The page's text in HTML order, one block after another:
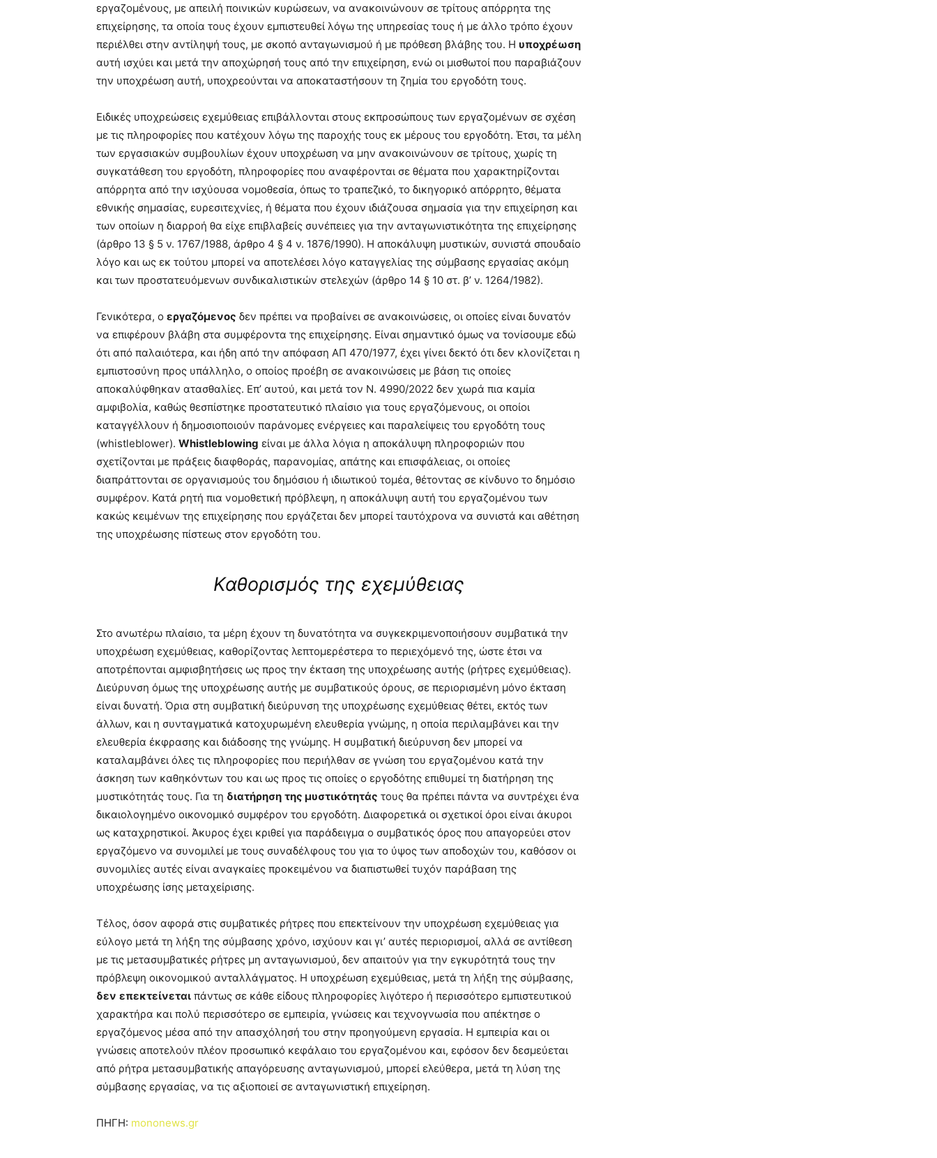
εργαζομένους, με απειλή ποινικών κυρώσεων, να ανακοινώνουν σε τρίτους απόρρητα της
επιχείρησης, τα οποία τους έχουν εμπιστευθεί λόγω της υπηρεσίας τους ή με άλλο τρόπο έχουν
περιέλθει στην αντίληψή τους, με σκοπό ανταγωνισμού ή με πρόθεση βλάβης του. Η υποχρέωση
αυτή ισχύει και μετά την αποχώρησή τους από την επιχείρηση, ενώ οι μισθωτοί που παραβιάζουν
την υποχρέωση αυτή, υποχρεούνται να αποκαταστήσουν τη ζημία του εργοδότη τους.
Ειδικές υποχρεώσεις εχεμύθειας επιβάλλονται στους εκπροσώπους των εργαζομένων σε σχέση
με τις πληροφορίες που κατέχουν λόγω της παροχής τους εκ μέρους του εργοδότη. Έτσι, τα μέλη
των εργασιακών συμβουλίων έχουν υποχρέωση να μην ανακοινώνουν σε τρίτους, χωρίς τη
συγκατάθεση του εργοδότη, πληροφορίες που αναφέρονται σε θέματα που χαρακτηρίζονται
απόρρητα από την ισχύουσα νομοθεσία, όπως το τραπεζικό, το δικηγορικό απόρρητο, θέματα
εθνικής σημασίας, ευρεσιτεχνίες, ή θέματα που έχουν ιδιάζουσα σημασία για την επιχείρηση και
των οποίων η διαρροή θα είχε επιβλαβείς συνέπειες για την ανταγωνιστικότητα της επιχείρησης
(άρθρο 13 § 5 ν. 1767/1988, άρθρο 4 § 4 ν. 1876/1990). Η αποκάλυψη μυστικών, συνιστά σπουδαίο
λόγο και ως εκ τούτου μπορεί να αποτελέσει λόγο καταγγελίας της σύμβασης εργασίας ακόμη
και των προστατευόμενων συνδικαλιστικών στελεχών (άρθρο 14 § 10 στ. β’ ν. 1264/1982).
Γενικότερα, ο εργαζόμενος δεν πρέπει να προβαίνει σε ανακοινώσεις, οι οποίες είναι δυνατόν
να επιφέρουν βλάβη στα συμφέροντα της επιχείρησης. Είναι σημαντικό όμως να τονίσουμε εδώ
ότι από παλαιότερα, και ήδη από την απόφαση ΑΠ 470/1977, έχει γίνει δεκτό ότι δεν κλονίζεται η
εμπιστοσύνη προς υπάλληλο, ο οποίος προέβη σε ανακοινώσεις με βάση τις οποίες
αποκαλύφθηκαν ατασθαλίες. Επ’ αυτού, και μετά τον Ν. 4990/2022 δεν χωρά πια καμία
αμφιβολία, καθώς θεσπίστηκε προστατευτικό πλαίσιο για τους εργαζόμενους, οι οποίοι
καταγγέλλουν ή δημοσιοποιούν παράνομες ενέργειες και παραλείψεις του εργοδότη τους
(whistleblower). Whistleblowing είναι με άλλα λόγια η αποκάλυψη πληροφοριών που
σχετίζονται με πράξεις διαφθοράς, παρανομίας, απάτης και επισφάλειας, οι οποίες
διαπράττονται σε οργανισμούς του δημόσιου ή ιδιωτικού τομέα, θέτοντας σε κίνδυνο το δημόσιο
συμφέρον. Κατά ρητή πια νομοθετική πρόβλεψη, η αποκάλυψη αυτή του εργαζομένου των
κακώς κειμένων της επιχείρησης που εργάζεται δεν μπορεί ταυτόχρονα να συνιστά και αθέτηση
της υποχρέωσης πίστεως στον εργοδότη του.
Καθορισμός της εχεμύθειας
Στο ανωτέρω πλαίσιο, τα μέρη έχουν τη δυνατότητα να συγκεκριμενοποιήσουν συμβατικά την
υποχρέωση εχεμύθειας, καθορίζοντας λεπτομερέστερα το περιεχόμενό της, ώστε έτσι να
αποτρέπονται αμφισβητήσεις ως προς την έκταση της υποχρέωσης αυτής (ρήτρες εχεμύθειας).
Διεύρυνση όμως της υποχρέωσης αυτής με συμβατικούς όρους, σε περιορισμένη μόνο έκταση
είναι δυνατή. Όρια στη συμβατική διεύρυνση της υποχρέωσης εχεμύθειας θέτει, εκτός των
άλλων, και η συνταγματικά κατοχυρωμένη ελευθερία γνώμης, η οποία περιλαμβάνει και την
ελευθερία έκφρασης και διάδοσης της γνώμης. Η συμβατική διεύρυνση δεν μπορεί να
καταλαμβάνει όλες τις πληροφορίες που περιήλθαν σε γνώση του εργαζομένου κατά την
άσκηση των καθηκόντων του και ως προς τις οποίες ο εργοδότης επιθυμεί τη διατήρηση της
μυστικότητάς τους. Για τη διατήρηση της μυστικότητάς τους θα πρέπει πάντα να συντρέχει ένα
δικαιολογημένο οικονομικό συμφέρον του εργοδότη. Διαφορετικά οι σχετικοί όροι είναι άκυροι
ως καταχρηστικοί. Άκυρος έχει κριθεί για παράδειγμα ο συμβατικός όρος που απαγορεύει στον
εργαζόμενο να συνομιλεί με τους συναδέλφους του για το ύψος των αποδοχών του, καθόσον οι
συνομιλίες αυτές είναι αναγκαίες προκειμένου να διαπιστωθεί τυχόν παράβαση της
υποχρέωσης ίσης μεταχείρισης.
Τέλος, όσον αφορά στις συμβατικές ρήτρες που επεκτείνουν την υποχρέωση εχεμύθειας για
εύλογο μετά τη λήξη της σύμβασης χρόνο, ισχύουν και γι’ αυτές περιορισμοί, αλλά σε αντίθεση
με τις μετασυμβατικές ρήτρες μη ανταγωνισμού, δεν απαιτούν για την εγκυρότητά τους την
πρόβλεψη οικονομικού ανταλλάγματος. Η υποχρέωση εχεμύθειας, μετά τη λήξη της σύμβασης,
δεν επεκτείνεται πάντως σε κάθε είδους πληροφορίες λιγότερο ή περισσότερο εμπιστευτικού
χαρακτήρα και πολύ περισσότερο σε εμπειρία, γνώσεις και τεχνογνωσία που απέκτησε ο
εργαζόμενος μέσα από την απασχόλησή του στην προηγούμενη εργασία. Η εμπειρία και οι
γνώσεις αποτελούν πλέον προσωπικό κεφάλαιο του εργαζομένου και, εφόσον δεν δεσμεύεται
από ρήτρα μετασυμβατικής απαγόρευσης ανταγωνισμού, μπορεί ελεύθερα, μετά τη λύση της
σύμβασης εργασίας, να τις αξιοποιεί σε ανταγωνιστική επιχείρηση.
ΠΗΓΗ: mononews.gr